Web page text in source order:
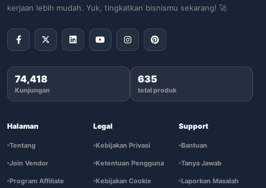
kerjaan lebih mudah. Yuk, tingkatkan bisnismu sekarang! 🚀
74,418
Kunjungan
635
total produk
Halaman
Tentang
Join Vendor
Program Affiliate
Legal
Kebijakan Privasi
Ketentuan Pengguna
Kebijakan Cookie
Support
Bantuan
Tanya Jawab
Laporkan Masalah